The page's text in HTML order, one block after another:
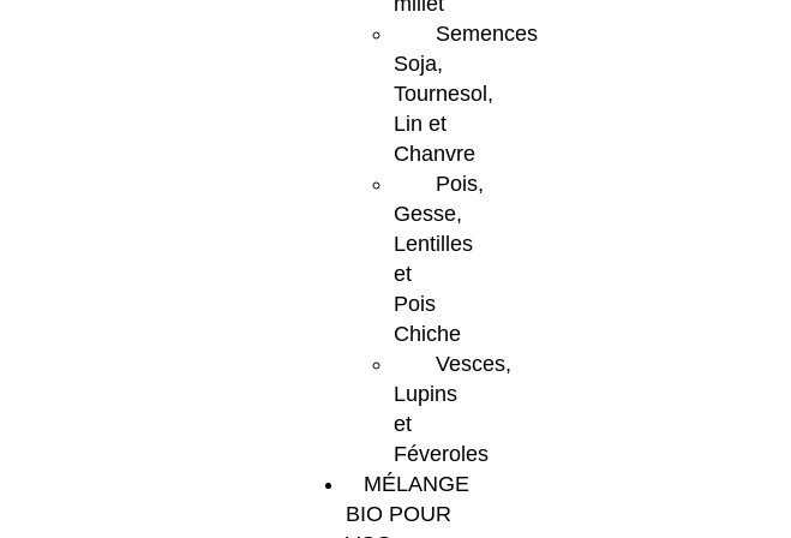
Semences
Soja,
Tournesol,
Lin et
Chanvre
Pois,
Gesse,
Lentilles
et
Pois
Chiche
Vesces,
Lupins
et
Féveroles
MÉLANGE
BIO POUR